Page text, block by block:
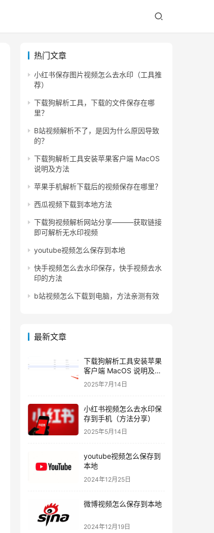
热门文章
小红书保存图片视频怎么去水印（工具推
荐）
下载狗解析工具，下载的文件保存在哪
里？
B站视频解析不了，是因为什么原因导致
的？
下载狗解析工具安装苹果客户端 MacOS
说明及方法
苹果手机解析下载后的视频保存在哪里？
西瓜视频下载到本地方法
下载狗视频解析网站分享———获取链接
即可解析无水印视频
youtube视频怎么保存到本地
快手视频怎么去水印保存，快手视频去水
印的方法
b站视频怎么下载到电脑，方法亲测有效
最新文章
下载狗解析工具安装苹果
客户端 MacOS 说明及方
法
2025年7月14日
小红书视频怎么去水印保
存到手机（方法分享）
2025年5月14日
youtube视频怎么保存到
本地
2024年12月25日
微博视频怎么保存到本地
2024年12月19日